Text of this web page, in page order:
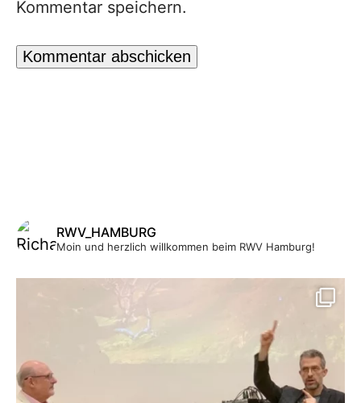
Kommentar speichern.
RWV_HAMBURG
Moin und herzlich willkommen beim RWV Hamburg!